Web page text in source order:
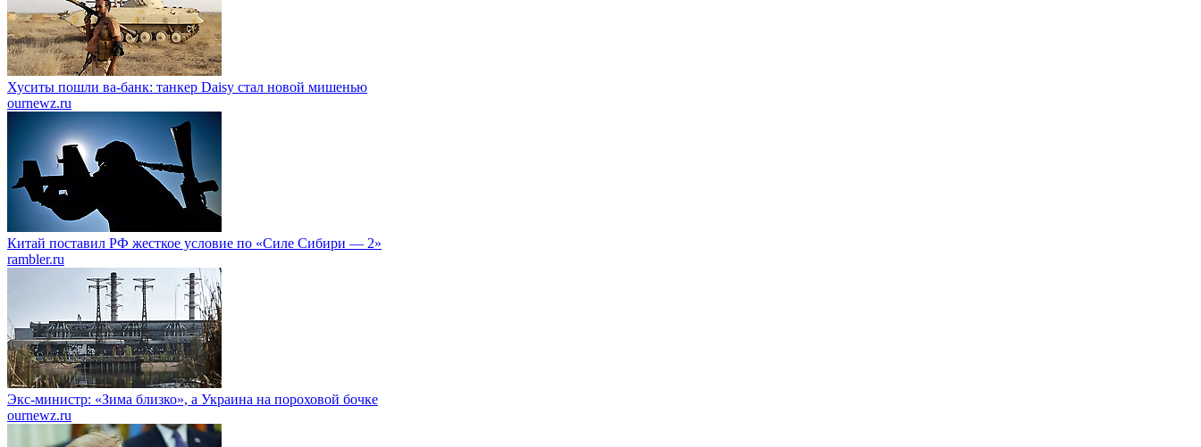
Хуситы пошли ва-банк: танкер Daisy стал новой мишенью
ournewz.ru
Китай поставил РФ жесткое условие по «Силе Сибири — 2»
rambler.ru
Экс-министр: «Зима близко», а Украина на пороховой бочке
ournewz.ru